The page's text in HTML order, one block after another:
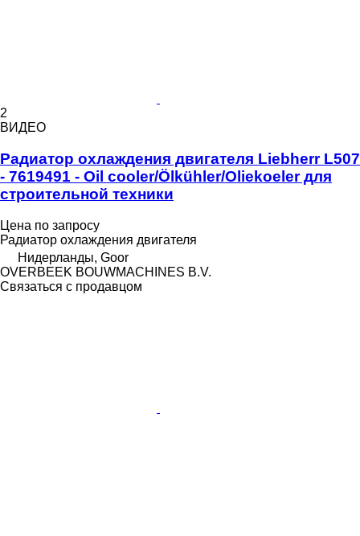
2
ВИДЕО
Радиатор охлаждения двигателя Liebherr L507
- 7619491 - Oil cooler/Ölkühler/Oliekoeler для
строительной техники
Цена по запросу
Радиатор охлаждения двигателя
Нидерланды, Goor
OVERBEEK BOUWMACHINES B.V.
Связаться с продавцом